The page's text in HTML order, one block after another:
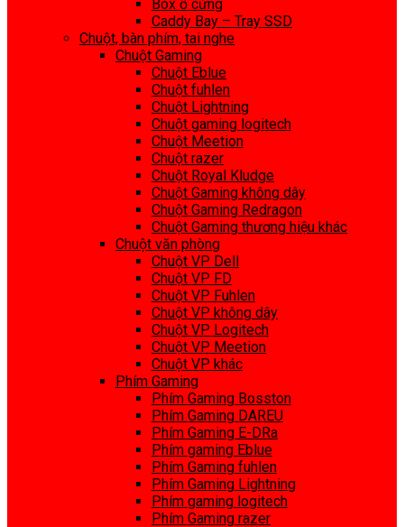
Box ổ cứng
Caddy Bay – Tray SSD
Chuột, bàn phím, tai nghe
Chuột Gaming
Chuột Eblue
Chuột fuhlen
Chuột Lightning
Chuột gaming logitech
Chuột Meetion
Chuột razer
Chuột Royal Kludge
Chuột Gaming không dây
Chuột Gaming Redragon
Chuột Gaming thương hiệu khác
Chuột văn phòng
Chuột VP Dell
Chuột VP FD
Chuột VP Fuhlen
Chuột VP không dây
Chuột VP Logitech
Chuột VP Meetion
Chuột VP khác
Phím Gaming
Phím Gaming Bosston
Phím Gaming DAREU
Phím Gaming E-DRa
Phím gaming Eblue
Phím Gaming fuhlen
Phím Gaming Lightning
Phím gaming logitech
Phím Gaming razer